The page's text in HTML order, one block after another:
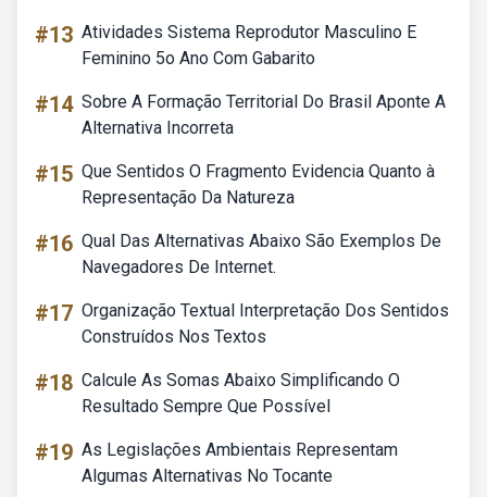
#13 Atividades Sistema Reprodutor Masculino E
Feminino 5o Ano Com Gabarito
#14 Sobre A Formação Territorial Do Brasil Aponte A
Alternativa Incorreta
#15 Que Sentidos O Fragmento Evidencia Quanto à
Representação Da Natureza
#16 Qual Das Alternativas Abaixo São Exemplos De
Navegadores De Internet.
#17 Organização Textual Interpretação Dos Sentidos
Construídos Nos Textos
#18 Calcule As Somas Abaixo Simplificando O
Resultado Sempre Que Possível
#19 As Legislações Ambientais Representam
Algumas Alternativas No Tocante